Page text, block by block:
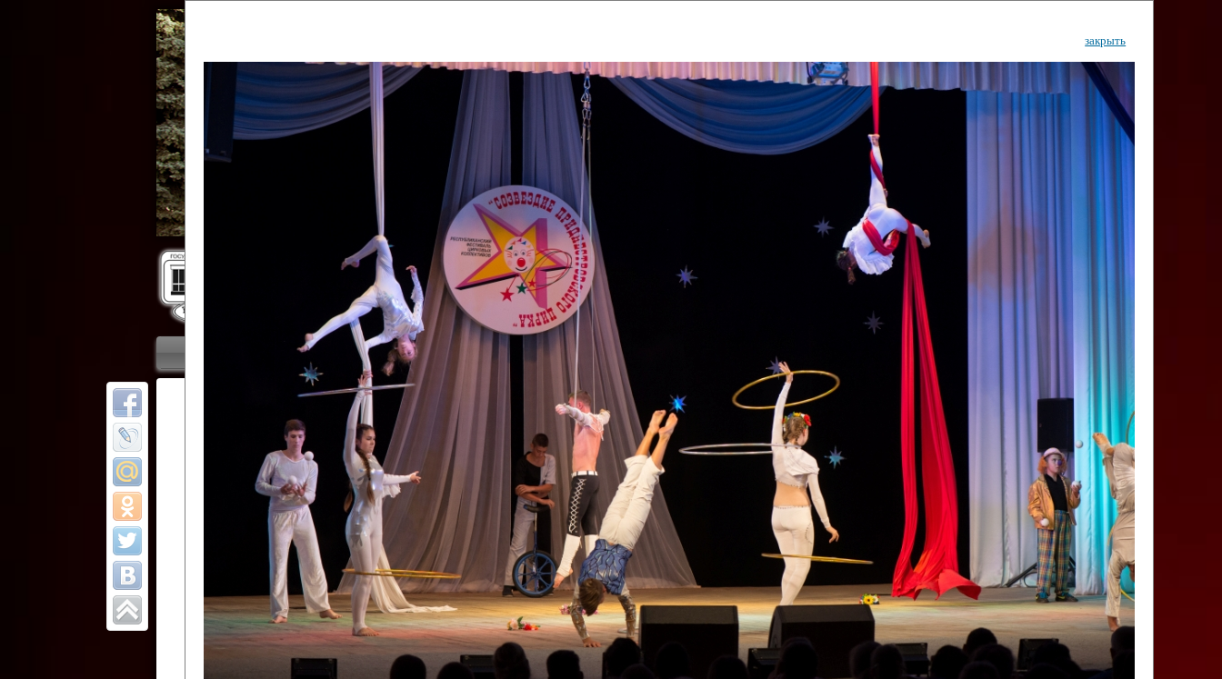
Государственный культурный центр
Дворец Республики
Приветствие Коллективы Новости Афиша
ОТЧЕТЫ ГКЦ "ДВОРЕЦ РЕСПУБЛИКИ"
закрыть
Финал Республиканского фестиваля
цирковых коллективов "Созвездие
Приднестровского цирка"
Участники фестиваля:
Образцовый эстрадно-цирковой коллектив «Ровесник» Дом культуры с.
Протягайловка, г. Бендеры , руководитель Рогожинер Светлана Георгиевна
Народный цирковой клоунский коллектив «Шари-вари» МУ «Культурно-
досуговый центр «Шелковик» г.Бендеры, руководители Отличные работники
культуры Приднестровской Молдавской Республики Алёна Александровна и